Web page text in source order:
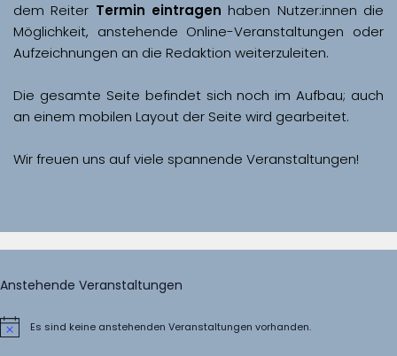
dem Reiter Termin eintragen haben Nutzer:innen die
Möglichkeit, anstehende Online-Veranstaltungen oder
Aufzeichnungen an die Redaktion weiterzuleiten.
Die gesamte Seite befindet sich noch im Aufbau; auch
Wir freuen uns auf viele spannende Veranstaltungen!
Anstehende Veranstaltungen
HinweisEs sind keine anstehenden Veranstaltungen vorhanden.